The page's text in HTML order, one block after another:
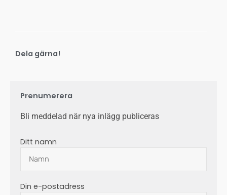
Dela gärna!
Prenumerera
Bli meddelad när nya inlägg publiceras
Ditt namn
Din e-postadress